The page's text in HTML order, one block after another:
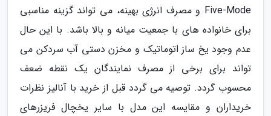
Five-Mode و مصرف انرژی بهینه، می تواند گزینه مناسبی
برای خانواده های با جمعیت میانه و بالا باشد. با این حال
عدم وجود یخ ساز اتوماتیک و مخزن دستی آب سردکن می
تواند برای برخی از مصرف نمایندگان یک نقطه ضعف
محسوب گردد. توصیه می گردد قبل از خرید با آنالیز نظرات
خریداران و مقایسه این مدل با سایر یخچال فریزرهای